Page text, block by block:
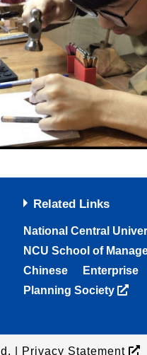
Related Links
National Central
NCU School of
Chinese Enterprise
Planning Society
| Privacy Statement